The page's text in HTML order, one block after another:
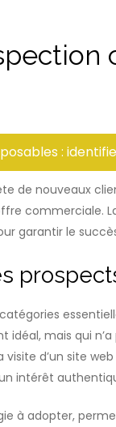
:
de nouveaux
garantir le
mais qui
d’un site
intérêt
adopter,